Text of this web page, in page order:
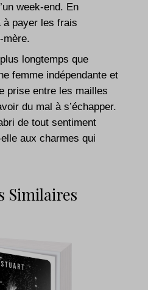
week-end. En
à payer les frais
mère.
longtemps que
femme indépendante et
prise entre les mailles
du mal à s’échapper.
de tout sentiment
aux charmes qui
Similaires